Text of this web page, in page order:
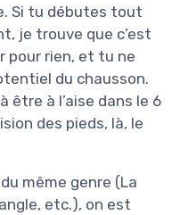
Si tu débutes tout
je trouve que c’est
pour rien, et tu ne
du chausson.
être à l’aise dans le 6
des pieds, là, le
même genre (La
etc.), on est